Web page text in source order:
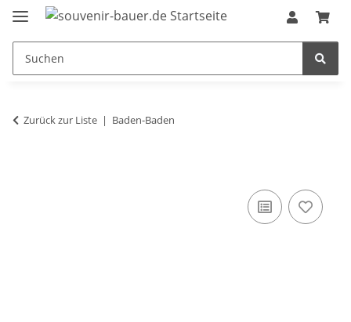
Zurück zur Liste Baden-Baden